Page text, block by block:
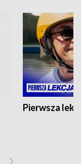
Pierwsza